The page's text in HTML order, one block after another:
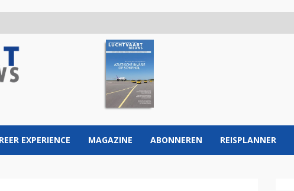
EXPERIENCE MAGAZINE ABONNEREN REISPLANNER